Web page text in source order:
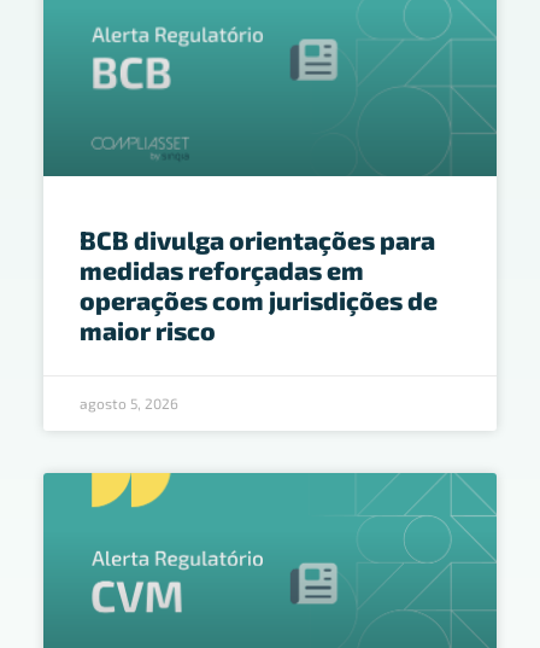
BCB divulga orientações para
medidas reforçadas em
operações com jurisdições de
maior risco
agosto 5, 2026